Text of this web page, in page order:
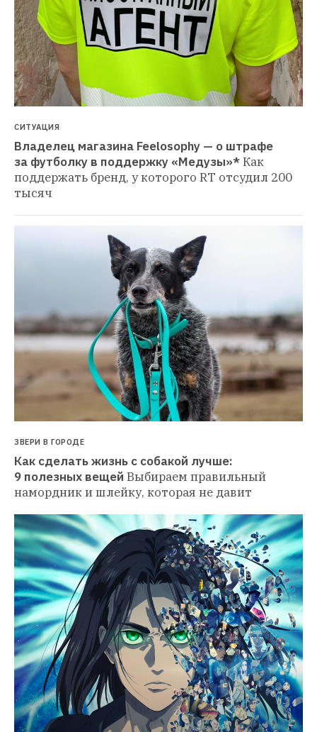
СИТУАЦИЯ
Владелец магазина Feelosophy — о штрафе
за футболку в поддержку «Медузы»*Как
поддержать бренд, у которого RT отсудил 200
тысяч
ЗВЕРИ В ГОРОДЕ
Как сделать жизнь с собакой лучше:
9 полезных вещей Выбираем правильный
намордник и шлейку, которая не давит